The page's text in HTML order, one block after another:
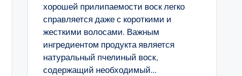
хорошей прилипаемости воск легко
справляется даже с короткими и
жесткими волосами. Важным
ингредиентом продукта является
натуральный пчелиный воск,
содержащий необходимый...